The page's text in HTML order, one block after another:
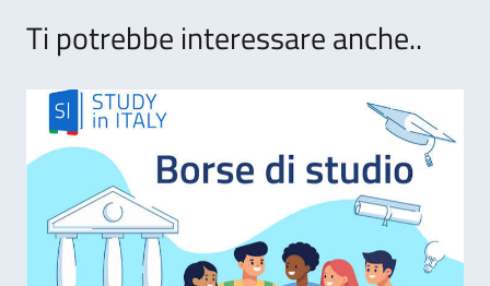
Ti potrebbe interessare anche..